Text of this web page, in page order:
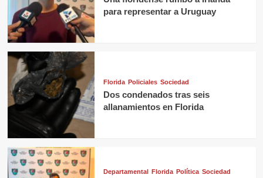
para representar a Uruguay
Florida Policiales Sociedad
Dos condenados tras seis
allanamientos en Florida
Departamental Florida Política Sociedad